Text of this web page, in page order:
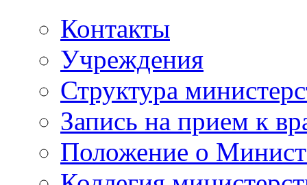
Контакты
Учреждения
Структура
Запись на прием к
Положение о